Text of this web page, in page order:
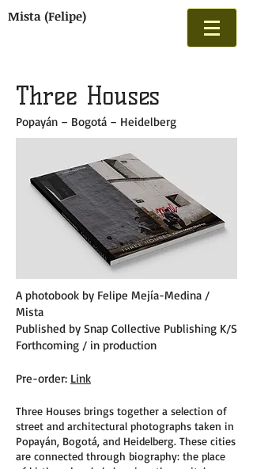
Mista (Felipe)
Three Houses
Popayán – Bogotá – Heidelberg
A photobook by Felipe Mejía-Medina /
Mista
Published by Snap Collective Publishing K/S
Forthcoming / in production
Pre-order: Link
Three Houses brings together a selection of
street and architectural photographs taken in
Popayán, Bogotá, and Heidelberg. These cities
are connected through biography: the place